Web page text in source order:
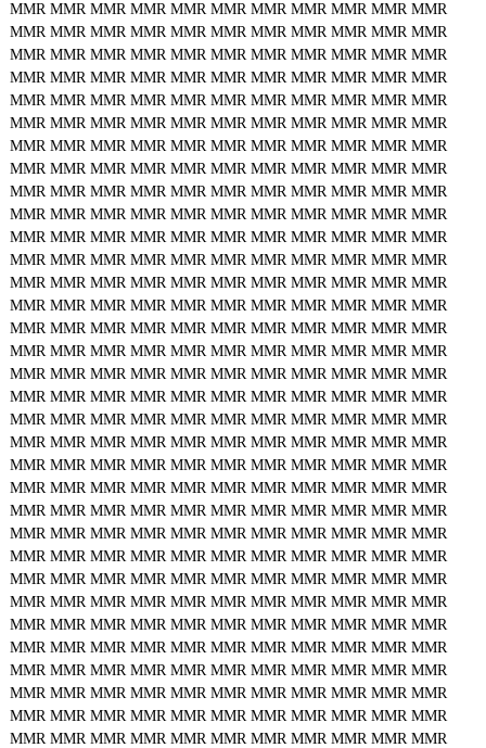
MMR MMR MMR MMR MMR MMR MMR MMR MMR MMR MMR
MMR MMR MMR MMR MMR MMR MMR MMR MMR MMR MMR
MMR MMR MMR MMR MMR MMR MMR MMR MMR MMR MMR
MMR MMR MMR MMR MMR MMR MMR MMR MMR MMR MMR
MMR MMR MMR MMR MMR MMR MMR MMR MMR MMR MMR
MMR MMR MMR MMR MMR MMR MMR MMR MMR MMR MMR
MMR MMR MMR MMR MMR MMR MMR MMR MMR MMR MMR
MMR MMR MMR MMR MMR MMR MMR MMR MMR MMR MMR
MMR MMR MMR MMR MMR MMR MMR MMR MMR MMR MMR
MMR MMR MMR MMR MMR MMR MMR MMR MMR MMR MMR
MMR MMR MMR MMR MMR MMR MMR MMR MMR MMR MMR
MMR MMR MMR MMR MMR MMR MMR MMR MMR MMR MMR
MMR MMR MMR MMR MMR MMR MMR MMR MMR MMR MMR
MMR MMR MMR MMR MMR MMR MMR MMR MMR MMR MMR
MMR MMR MMR MMR MMR MMR MMR MMR MMR MMR MMR
MMR MMR MMR MMR MMR MMR MMR MMR MMR MMR MMR
MMR MMR MMR MMR MMR MMR MMR MMR MMR MMR MMR
MMR MMR MMR MMR MMR MMR MMR MMR MMR MMR MMR
MMR MMR MMR MMR MMR MMR MMR MMR MMR MMR MMR
MMR MMR MMR MMR MMR MMR MMR MMR MMR MMR MMR
MMR MMR MMR MMR MMR MMR MMR MMR MMR MMR MMR
MMR MMR MMR MMR MMR MMR MMR MMR MMR MMR MMR
MMR MMR MMR MMR MMR MMR MMR MMR MMR MMR MMR
MMR MMR MMR MMR MMR MMR MMR MMR MMR MMR MMR
MMR MMR MMR MMR MMR MMR MMR MMR MMR MMR MMR
MMR MMR MMR MMR MMR MMR MMR MMR MMR MMR MMR
MMR MMR MMR MMR MMR MMR MMR MMR MMR MMR MMR
MMR MMR MMR MMR MMR MMR MMR MMR MMR MMR MMR
MMR MMR MMR MMR MMR MMR MMR MMR MMR MMR MMR
MMR MMR MMR MMR MMR MMR MMR MMR MMR MMR MMR
MMR MMR MMR MMR MMR MMR MMR MMR MMR MMR MMR
MMR MMR MMR MMR MMR MMR MMR MMR MMR MMR MMR
MMR MMR MMR MMR MMR MMR MMR MMR MMR MMR MMR